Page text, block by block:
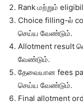
Rank மற்றும்
Choice filling-ல்
செய்ய வேண்டும்.
Allotment result
வேண்டும்.
தேவையான fees
செய்ய வேண்டும்.
Final allotment